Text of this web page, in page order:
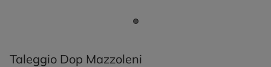
Taleggio Dop Mazzoleni